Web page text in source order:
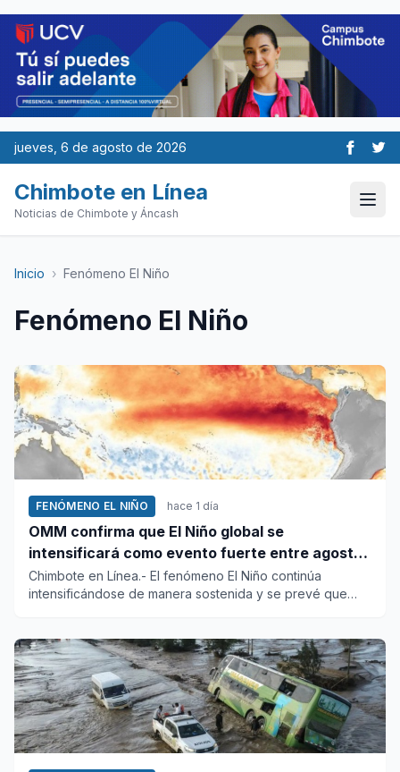
jueves, 6 de agosto de 2026
Chimbote en Línea
Noticias de Chimbote y Áncash
Inicio › Fenómeno El Niño
Fenómeno El Niño
FENÓMENO EL NIÑO hace 1 día
OMM confirma que El Niño global se
intensificará como evento fuerte entre agosto
y octubre
Chimbote en Línea.- El fenómeno El Niño continúa
intensificándose de manera sostenida y se prevé que